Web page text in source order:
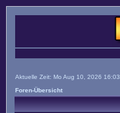
Aktuelle Zeit: Mo Aug 10, 2026 16:03
Foren-Übersicht